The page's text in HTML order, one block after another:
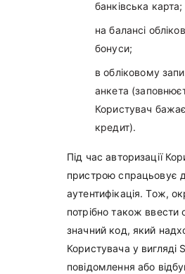
банківська карта;
на балансі
бонуси;
в обліковому
анкета
Користувач
кредит).
Під час авторизації
пристрою спрацьовує
аутентифікація. Тож,
потрібно також
значний код, який
Користувача у вигляді
повідомлення або